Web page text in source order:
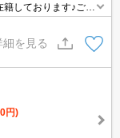
しております♪ご要
用クレジット支払可
度も来店せずとも
る物件も全てご紹介
けください★
細を見る
円)